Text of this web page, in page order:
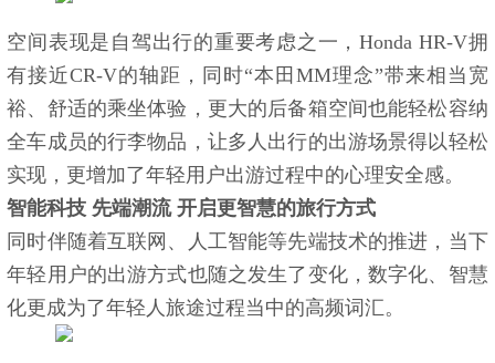
空间表现是自驾出行的重要考虑之一，Honda HR-V拥
有接近CR-V的轴距，同时“本田MM理念”带来相当宽
裕、舒适的乘坐体验，更大的后备箱空间也能轻松容纳
全车成员的行李物品，让多人出行的出游场景得以轻松
实现，更增加了年轻用户出游过程中的心理安全感。
智能科技 先端潮流 开启更智慧的旅行方式
同时伴随着互联网、人工智能等先端技术的推进，当下
年轻用户的出游方式也随之发生了变化，数字化、智慧
化更成为了年轻人旅途过程当中的高频词汇。